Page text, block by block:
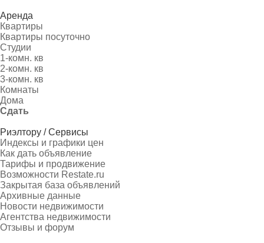
Аренда
Квартиры
Квартиры посуточно
Студии
1-комн. кв
2-комн. кв
3-комн. кв
Комнаты
Дома
Сдать
Риэлтору / Сервисы
Индексы и графики цен
Как дать объявление
Тарифы и продвижение
Возможности Restate.ru
Закрытая база объявлений
Архивные данные
Новости недвижимости
Агентства недвижимости
Отзывы и форум